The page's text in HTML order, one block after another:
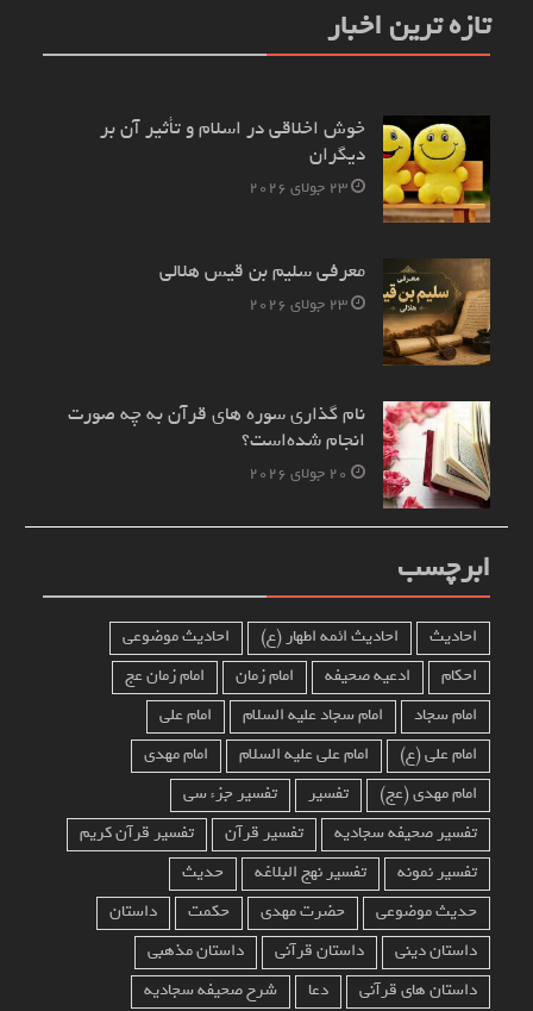
تازه ترین اخبار
خوش اخلاقی در اسلام و تأثیر آن بر
دیگران
23 جولای 2026
معرفی سلیم بن قیس هلالی
23 جولای 2026
نام‌ گذاری سوره های قرآن به چه صورت
انجام شده‌است؟
20 جولای 2026
ابرچسب
احادیث احادیث ائمه اطهار (ع)
احادیث موضوعی
احکام
ادعیه صحیفه امام زمان
امام زمان عج
امام سجاد
امام سجاد علیه السلام
امام علی
امام علی (ع)
امام علی علیه السلام
امام مهدی
امام مهدی (عج)
تفسیر
تفسیر جزء سی
تفسیر صحیفه سجادیه
تفسیر قرآن
تفسیر قرآن کریم
تفسیر نمونه
تفسیر نهج البلاغه
حدیث
حدیث موضوعی
حضرت مهدی حکمت
داستان
داستان دینی
داستان قرآنی
داستان مذهبی
داستان های قرآنی
دعا شرح صحیفه سجادیه